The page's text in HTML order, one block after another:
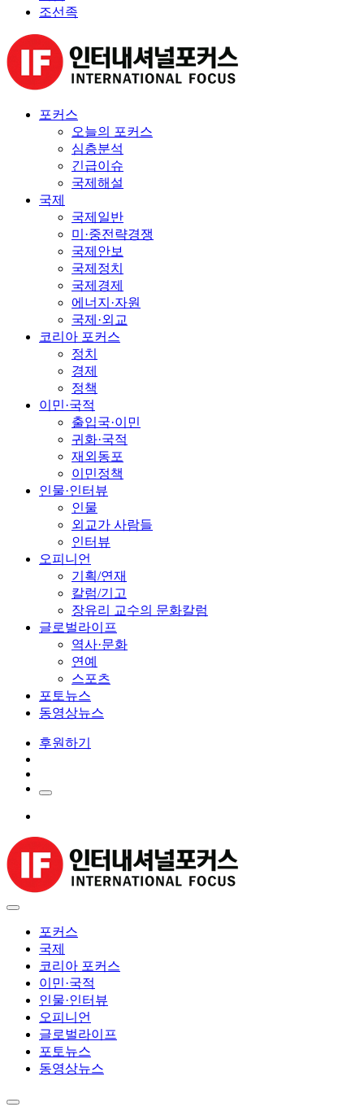
조선족
포커스
오늘의 포커스
심층분석
긴급이슈
국제해설
국제
국제일반
미·중전략경쟁
국제안보
국제정치
국제경제
에너지·자원
국제·외교
코리아 포커스
정치
경제
정책
이민·국적
출입국·이민
귀화·국적
재외동포
이민정책
인물·인터뷰
인물
외교가 사람들
인터뷰
오피니언
기획/연재
칼럼/기고
장유리 교수의 문화칼럼
글로벌라이프
역사·문화
연예
스포츠
포토뉴스
동영상뉴스
후원하기
포커스
국제
코리아 포커스
이민·국적
인물·인터뷰
오피니언
글로벌라이프
포토뉴스
동영상뉴스